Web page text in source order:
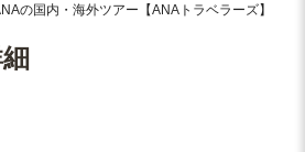
の国内・海外ツアー【ANAトラベラーズ】